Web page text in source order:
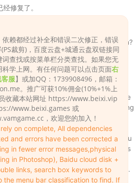
修复了。
resources to mega.nz or pixeldrain.com?
i'm VIP and i'm struggling to
from baidu and ctfiles
07-21 0
users outside of China, if you can’t use
Drive, then you can use the following
Drive (城通网盘) to download, the
of these two download links are
and the content is the same. Baidu
is normally accessible to some users
China, and Ctfile Cloud Drive is
accessible to all users outside of China.
is not very convenient for users
赖都经过补全和错误二次修正，错误
裁剪)，百度云盘+城通云盘双链接同
查找或按菜单栏分类查找。如果您无
学上网。有任何问题可以点击页面右
服】或加QQ：1739908496，邮箱：
。推广可获10%佣金(10%+1%上
收藏本站网址 https://www.beixi.vip
www.beixi.games 或
，欢迎您的加入！
on complete, All dependencies
and errors have been corrected a
in fewer error messages,physical
in Photoshop), Baidu cloud disk +
links, search box keywords to
the menu bar classification to find. If